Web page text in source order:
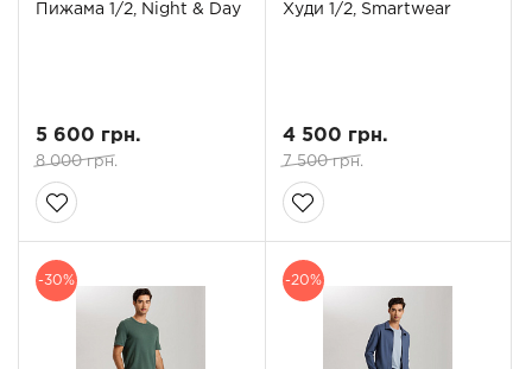
Пижама 1/2, Night & Day
5 600 грн.
8 000 грн.
Худи 1/2, Smartwear
4 500 грн.
7 500 грн.
-30% -20%